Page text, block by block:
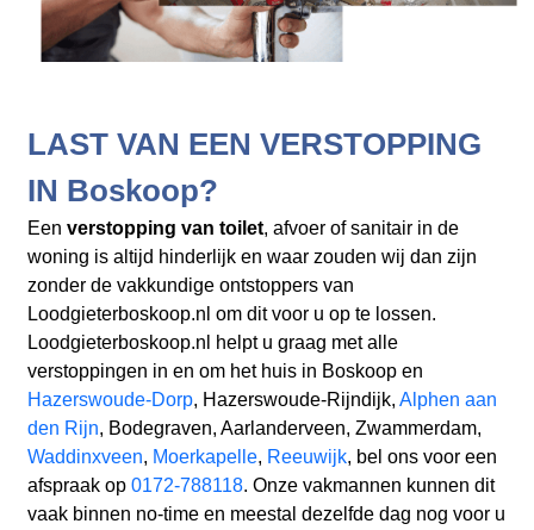
LAST VAN EEN VERSTOPPING
IN Boskoop?
Een verstopping van toilet, afvoer of sanitair in de
woning is altijd hinderlijk en waar zouden wij dan zijn
zonder de vakkundige ontstoppers van
Loodgieterboskoop.nl om dit voor u op te lossen.
Loodgieterboskoop.nl helpt u graag met alle
verstoppingen in en om het huis in Boskoop en
Hazerswoude-Dorp, Hazerswoude-Rijndijk, Alphen aan
den Rijn, Bodegraven, Aarlanderveen, Zwammerdam,
Waddinxveen, Moerkapelle, Reeuwijk, bel ons voor een
afspraak op 0172-788118. Onze vakmannen kunnen dit
vaak binnen no-time en meestal dezelfde dag nog voor u